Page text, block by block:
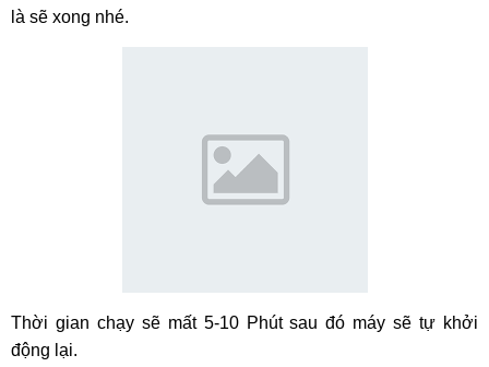
là sẽ xong nhé.
Thời gian chạy sẽ mất 5-10 Phút sau đó máy sẽ tự khởi
động lại.